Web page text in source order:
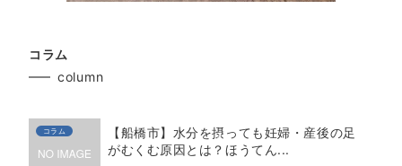
コラム
column
コラム
【船橋市】水分を摂っても妊婦・産後の足
がむくむ原因とは？ほうてん...